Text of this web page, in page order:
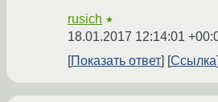
rusich ★
18.01.2017 12:14:01
Показать ответ
Ссылка